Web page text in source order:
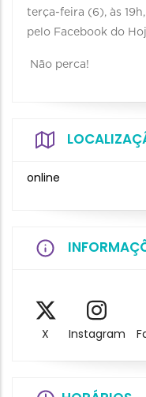
terça-feira (6), às
pelo Facebook do
Não perca!
online
X Instagram